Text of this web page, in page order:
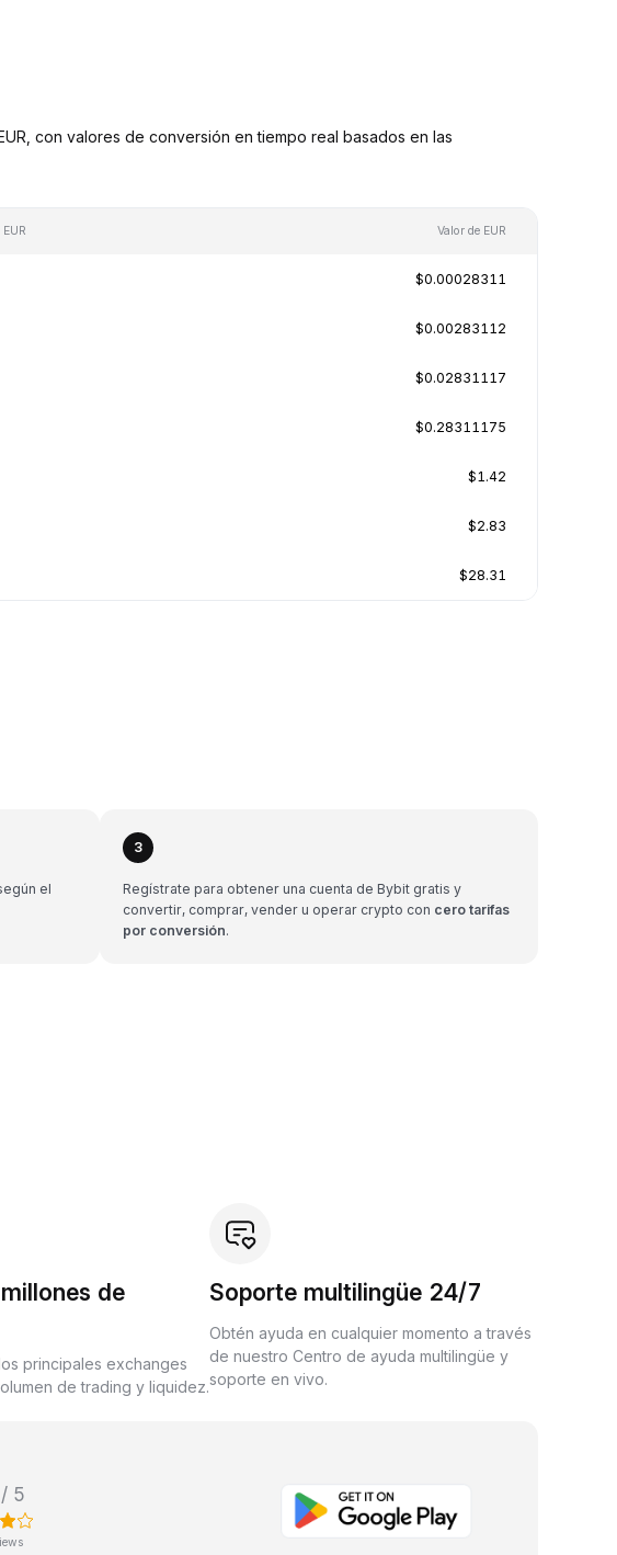
con valores de conversión en tiempo real basados en las
Valor de EUR
$0.00028311
$0.00283112
$0.02831117
$0.28311175
$1.42
$2.83
$28.31
el
3
Regístrate para obtener una cuenta de Bybit gratis y
convertir, comprar, vender u operar crypto con cero tarifas
por conversión.
de
principales exchanges
de trading y liquidez.
Soporte multilingüe 24/7
Obtén ayuda en cualquier momento a través
de nuestro Centro de ayuda multilingüe y
soporte en vivo.
/ 5